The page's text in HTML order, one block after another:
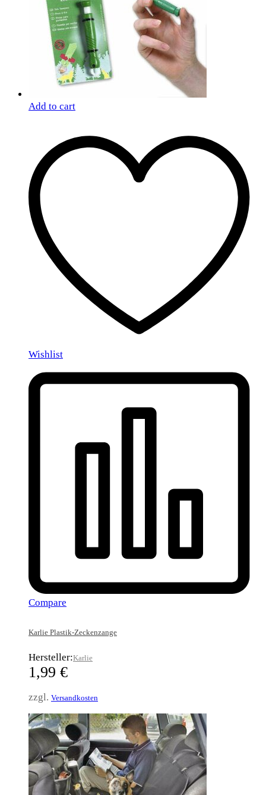
Add to cart
Wishlist
Compare
Karlie Plastik-Zeckenzange
Hersteller:Karlie
1,99 €
zzgl. Versandkosten